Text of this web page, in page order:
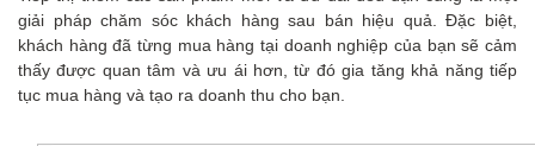
giải pháp chăm sóc khách hàng sau bán hiệu quả. Đặc biệt,
khách hàng đã từng mua hàng tại doanh nghiệp của bạn sẽ cảm
thấy được quan tâm và ưu ái hơn, từ đó gia tăng khả năng tiếp
tục mua hàng và tạo ra doanh thu cho bạn.